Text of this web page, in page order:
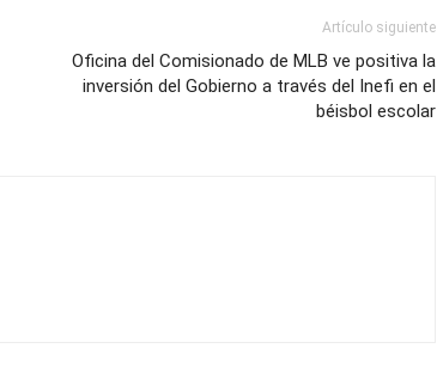
Artículo siguiente
Oficina del Comisionado de MLB ve positiva la
inversión del Gobierno a través del Inefi en el
béisbol escolar